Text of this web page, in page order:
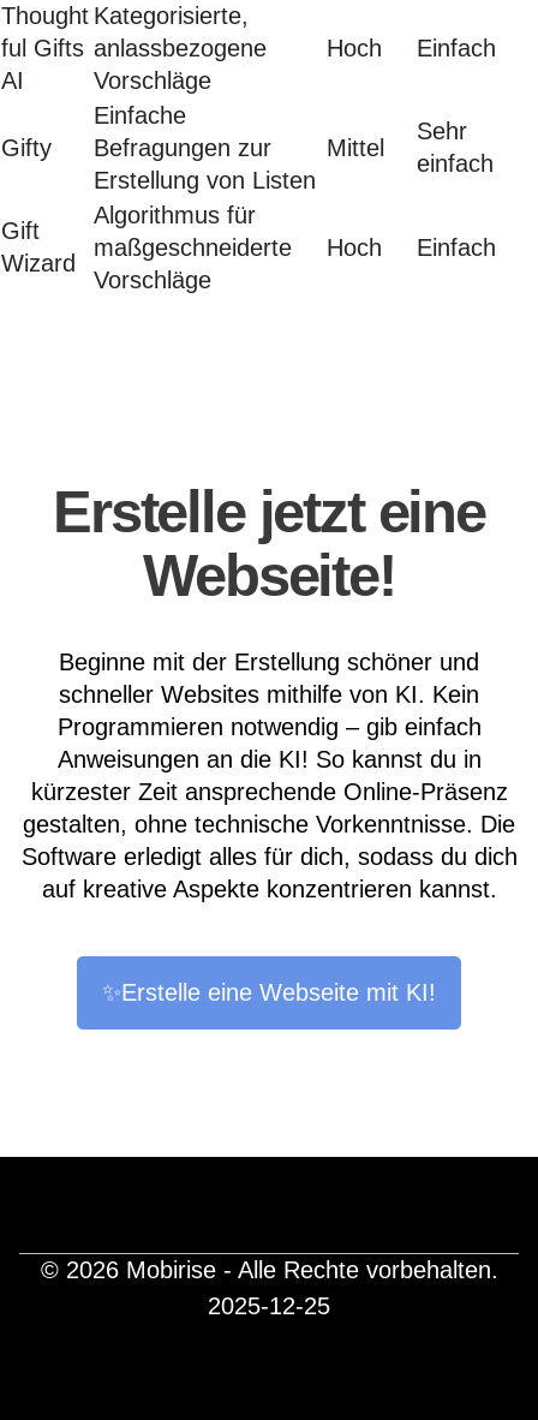
Thought
ful Gifts
AI
Kategorisierte,
anlassbezogene
Vorschläge
Hoch Einfach
Gifty
Einfache
Befragungen zur
Erstellung von Listen
Mittel
Sehr
einfach
Gift
Wizard
Algorithmus für
maßgeschneiderte
Vorschläge
Hoch Einfach
Erstelle jetzt eine
Webseite!
Beginne mit der Erstellung schöner und
schneller Websites mithilfe von KI. Kein
Programmieren notwendig – gib einfach
Anweisungen an die KI! So kannst du in
kürzester Zeit ansprechende Online-Präsenz
gestalten, ohne technische Vorkenntnisse. Die
Software erledigt alles für dich, sodass du dich
auf kreative Aspekte konzentrieren kannst.
✨Erstelle eine Webseite mit KI!
© 2026 Mobirise - Alle Rechte vorbehalten.
2025-12-25